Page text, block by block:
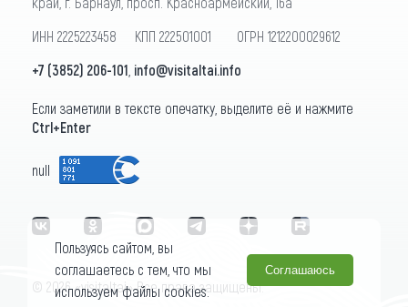
ИНН 2225223458 КПП 222501001 ОГРН 1212200029612
+7 (3852) 206-101 info@visitaltai.info
Если заметили в тексте опечатку, выделите её и нажмите
Ctrl+Enter
null
© 2026 «visitaltai» Все права защищены.
Пользуясь сайтом, вы
соглашаетесь с тем, что мы
используем файлы cookies.
Соглашаюсь